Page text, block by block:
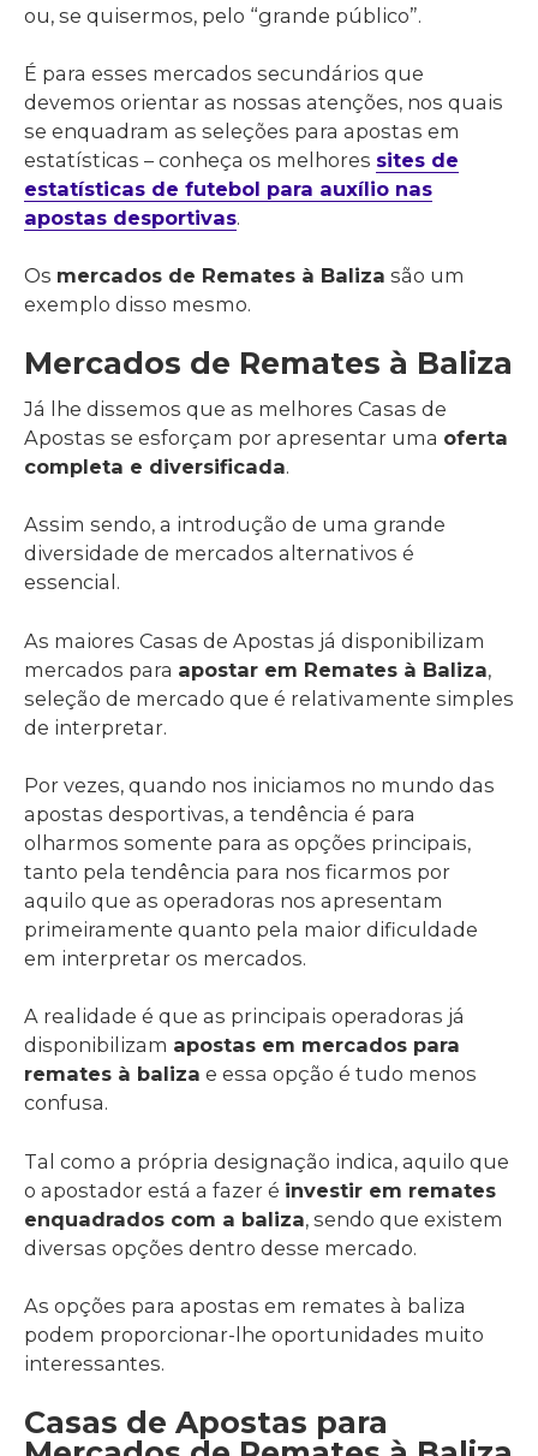
ou, se quisermos, pelo “grande público”.
É para esses mercados secundários que
devemos orientar as nossas atenções, nos quais
se enquadram as seleções para apostas em
estatísticas – conheça os melhores sites de
estatísticas de futebol para auxílio nas
apostas desportivas.
Os mercados de Remates à Baliza são um
exemplo disso mesmo.
Mercados de Remates à Baliza
Já lhe dissemos que as melhores Casas de
Apostas se esforçam por apresentar uma oferta
completa e diversificada.
Assim sendo, a introdução de uma grande
diversidade de mercados alternativos é
essencial.
As maiores Casas de Apostas já disponibilizam
mercados para apostar em Remates à Baliza,
seleção de mercado que é relativamente simples
de interpretar.
Por vezes, quando nos iniciamos no mundo das
apostas desportivas, a tendência é para
olharmos somente para as opções principais,
tanto pela tendência para nos ficarmos por
aquilo que as operadoras nos apresentam
primeiramente quanto pela maior dificuldade
em interpretar os mercados.
A realidade é que as principais operadoras já
disponibilizam apostas em mercados para
remates à baliza e essa opção é tudo menos
confusa.
Tal como a própria designação indica, aquilo que
o apostador está a fazer é investir em remates
enquadrados com a baliza, sendo que existem
diversas opções dentro desse mercado.
As opções para apostas em remates à baliza
podem proporcionar-lhe oportunidades muito
interessantes.
Casas de Apostas para